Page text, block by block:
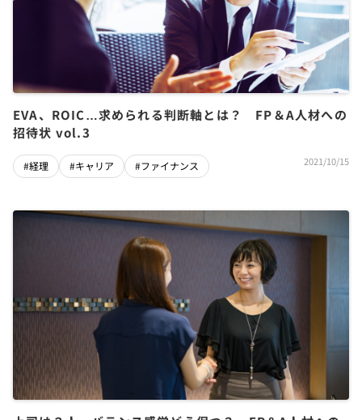
EVA、ROIC…求められる判断軸とは？ FP＆A人材への
招待状 vol.3
#経理 #キャリア #ファイナンス 2021/10/15